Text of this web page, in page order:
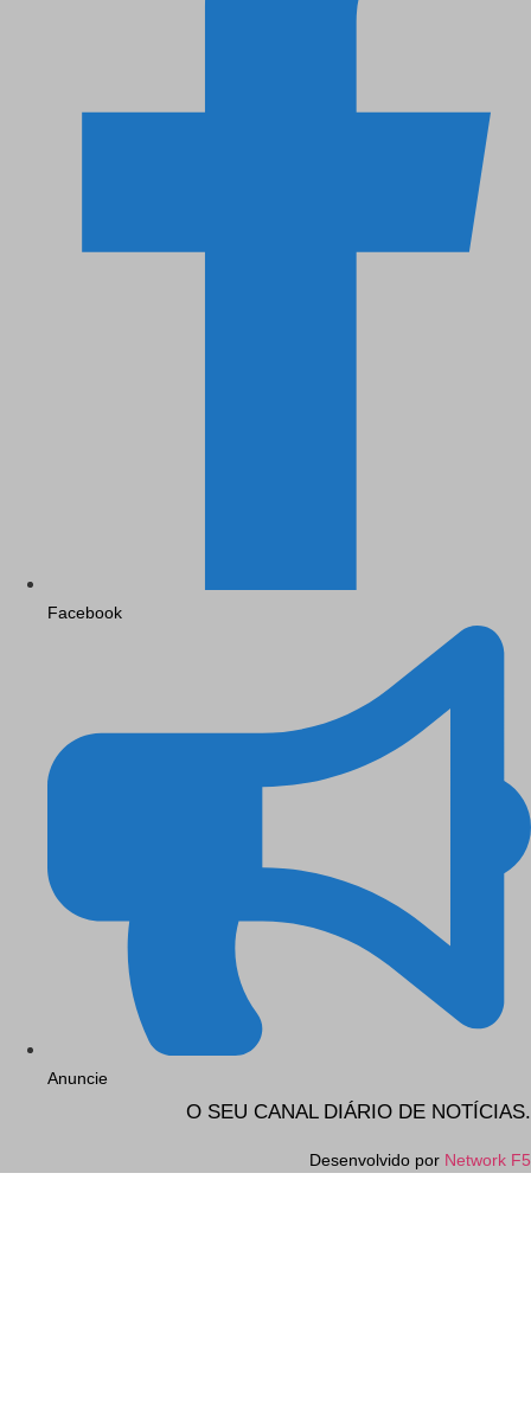
Facebook
Anuncie
O SEU CANAL DIÁRIO DE NOTÍCIAS.
Desenvolvido por Network F5